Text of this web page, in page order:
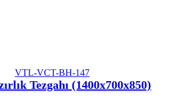
VTL-VCT-BH-147
Tezgahı (1400x700x850)